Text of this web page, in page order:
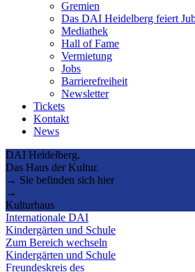
Gremien
Das DAI Heidelberg feiert
Mediathek
Hall of Fame
Vermietung
Jobs
Barrierefreiheit
Newsletter
Tickets
Kontakt
News
DAI Heidelberg.
Das Haus der Kultur.
→ Sie befinden sich hier
→
Kulturhaus
Internationale DAI
Kindergärten und Schule
Zum Bereich wechseln
Kindergärten und Schule
Freundeskreis des